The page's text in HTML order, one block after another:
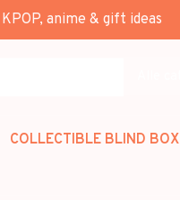
anime & gift ideas
COLLECTIBLE BLIND BOX